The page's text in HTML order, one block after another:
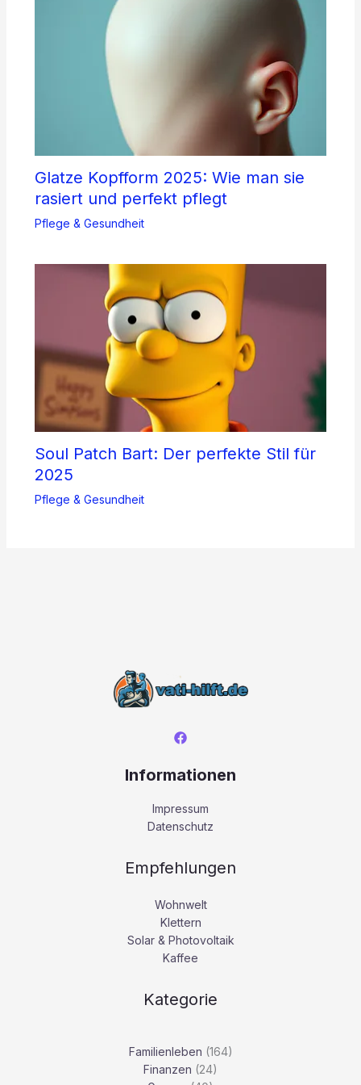
Glatze Kopfform 2025: Wie man sie
rasiert und perfekt pflegt
Pflege & Gesundheit
Soul Patch Bart: Der perfekte Stil für
2025
Pflege & Gesundheit
Informationen
Impressum
Datenschutz
Empfehlungen
Wohnwelt
Klettern
Solar & Photovoltaik
Kaffee
Kategorie
Familienleben (164)
Finanzen (24)